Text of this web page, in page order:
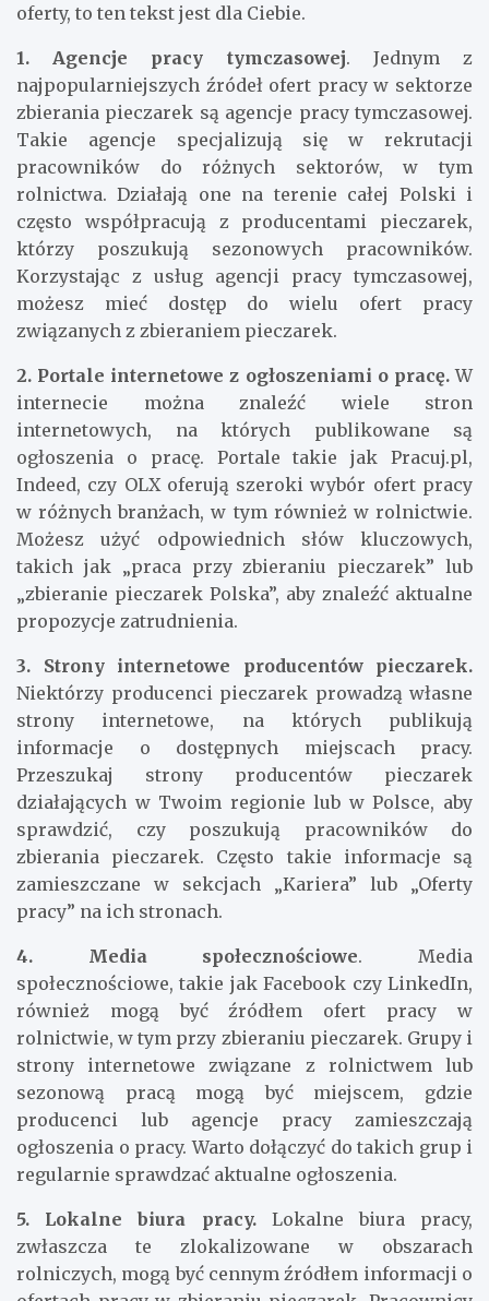
chcesz dowiedzieć się, gdzie można znaleźć takie
oferty, to ten tekst jest dla Ciebie.
1. Agencje pracy tymczasowej. Jednym z
najpopularniejszych źródeł ofert pracy w sektorze
zbierania pieczarek są agencje pracy tymczasowej.
Takie agencje specjalizują się w rekrutacji
pracowników do różnych sektorów, w tym
rolnictwa. Działają one na terenie całej Polski i
często współpracują z producentami pieczarek,
którzy poszukują sezonowych pracowników.
Korzystając z usług agencji pracy tymczasowej,
możesz mieć dostęp do wielu ofert pracy
związanych z zbieraniem pieczarek.
2. Portale internetowe z ogłoszeniami o pracę.W
internecie można znaleźć wiele stron
internetowych, na których publikowane są
ogłoszenia o pracę. Portale takie jak Pracuj.pl,
Indeed, czy OLX oferują szeroki wybór ofert pracy
w różnych branżach, w tym również w rolnictwie.
Możesz użyć odpowiednich słów kluczowych,
takich jak „praca przy zbieraniu pieczarek” lub
„zbieranie pieczarek Polska”, aby znaleźć aktualne
propozycje zatrudnienia.
3. Strony internetowe producentów pieczarek.
Niektórzy producenci pieczarek prowadzą własne
strony internetowe, na których publikują
informacje o dostępnych miejscach pracy.
Przeszukaj strony producentów pieczarek
działających w Twoim regionie lub w Polsce, aby
sprawdzić, czy poszukują pracowników do
zbierania pieczarek. Często takie informacje są
zamieszczane w sekcjach „Kariera” lub „Oferty
pracy” na ich stronach.
4. Media społecznościowe. Media
społecznościowe, takie jak Facebook czy LinkedIn,
również mogą być źródłem ofert pracy w
rolnictwie, w tym przy zbieraniu pieczarek. Grupy i
strony internetowe związane z rolnictwem lub
sezonową pracą mogą być miejscem, gdzie
producenci lub agencje pracy zamieszczają
ogłoszenia o pracy. Warto dołączyć do takich grup i
regularnie sprawdzać aktualne ogłoszenia.
5. Lokalne biura pracy.Lokalne biura pracy,
zwłaszcza te zlokalizowane w obszarach